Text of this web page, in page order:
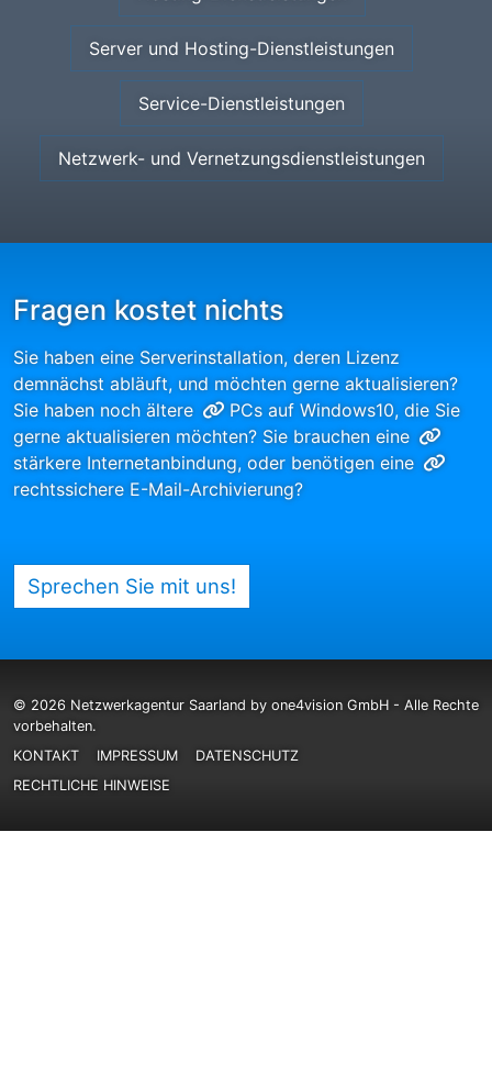
Server und Hosting-Dienstleistungen
Service-Dienstleistungen
Netzwerk- und Vernetzungsdienstleistungen
Fragen kostet nichts
Sie haben eine Serverinstallation, deren Lizenz
demnächst abläuft, und möchten gerne aktualisieren?
Sie haben noch ältere
PCs auf Windows10, die Sie
gerne aktualisieren möchten? Sie brauchen eine
stärkere Internetanbindung, oder benötigen eine
rechtssichere E-Mail-Archivierung?
Sprechen Sie mit uns!
© 2026 Netzwerkagentur Saarland by one4vision GmbH - Alle Rechte
vorbehalten.
KONTAKT
IMPRESSUM
DATENSCHUTZ
RECHTLICHE HINWEISE